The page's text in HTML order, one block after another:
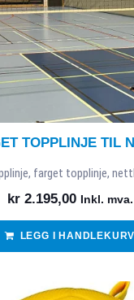
TOPPLINJE TIL
farget topplinje,
kr2.195,00 Inkl. mva.
LEGG I HANDLEKURV